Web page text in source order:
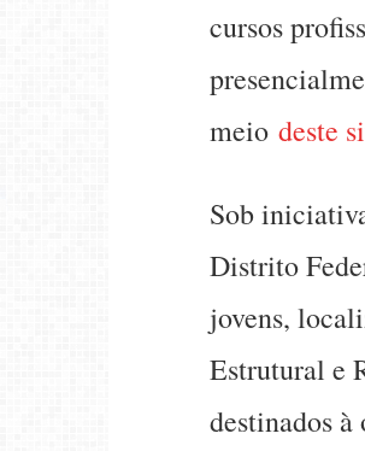
cursos
meio deste
Sob
Distrito
jovens,
Estrutural e
destinados